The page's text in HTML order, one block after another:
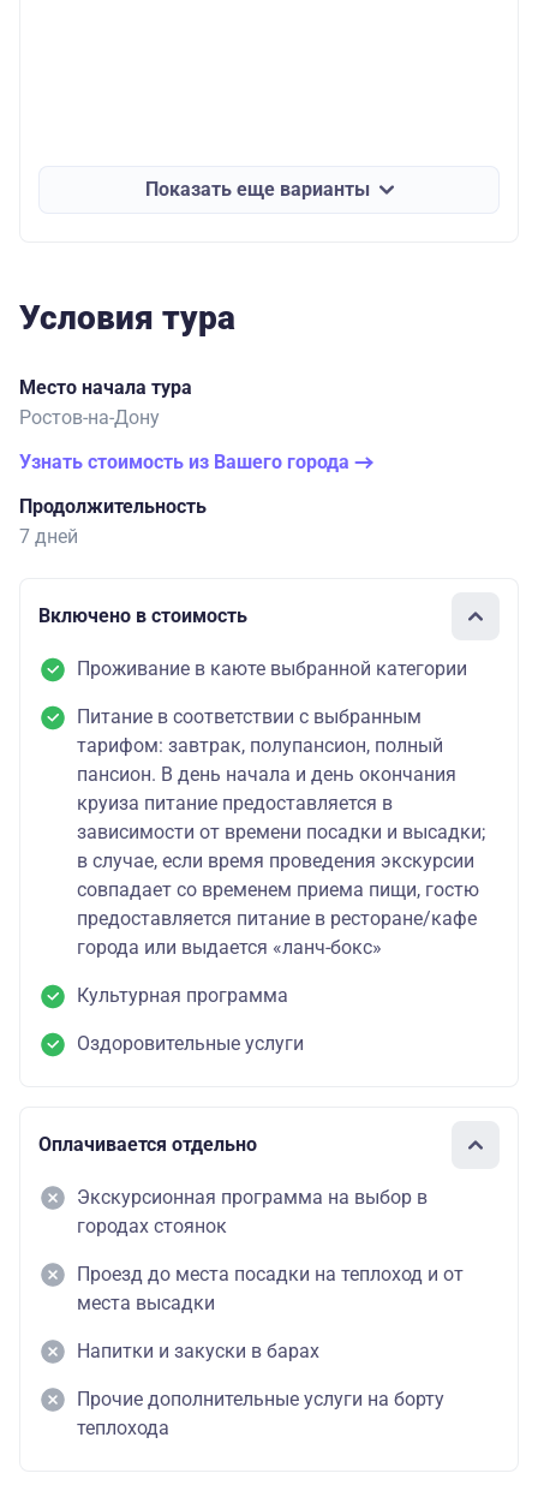
Показать еще варианты
Условия тура
Место начала тура
Ростов-на-Дону
Узнать стоимость из Вашего города
Продолжительность
7 дней
Включено в стоимость
Проживание в каюте выбранной категории
Питание в соответствии с выбранным
тарифом: завтрак, полупансион, полный
пансион. В день начала и день окончания
круиза питание предоставляется в
зависимости от времени посадки и высадки;
в случае, если время проведения экскурсии
совпадает со временем приема пищи, гостю
предоставляется питание в ресторане/кафе
города или выдается «ланч-бокс»
Культурная программа
Оздоровительные услуги
Оплачивается отдельно
Экскурсионная программа на выбор в
городах стоянок
Проезд до места посадки на теплоход и от
места высадки
Напитки и закуски в барах
Прочие дополнительные услуги на борту
теплохода